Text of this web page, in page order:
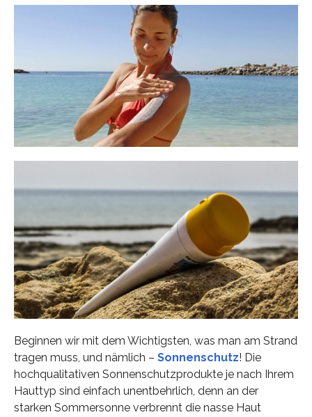
Beginnen wir mit dem Wichtigsten, was man am Strand
tragen muss, und nämlich – Sonnenschutz! Die
hochqualitativen Sonnenschutzprodukte je nach Ihrem
Hauttyp sind einfach unentbehrlich, denn an der
starken Sommersonne verbrennt die nasse Haut